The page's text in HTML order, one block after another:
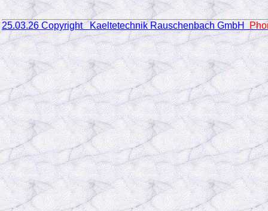
25.03.26 Copyright Kaeltetechnik Rauschenbach GmbH